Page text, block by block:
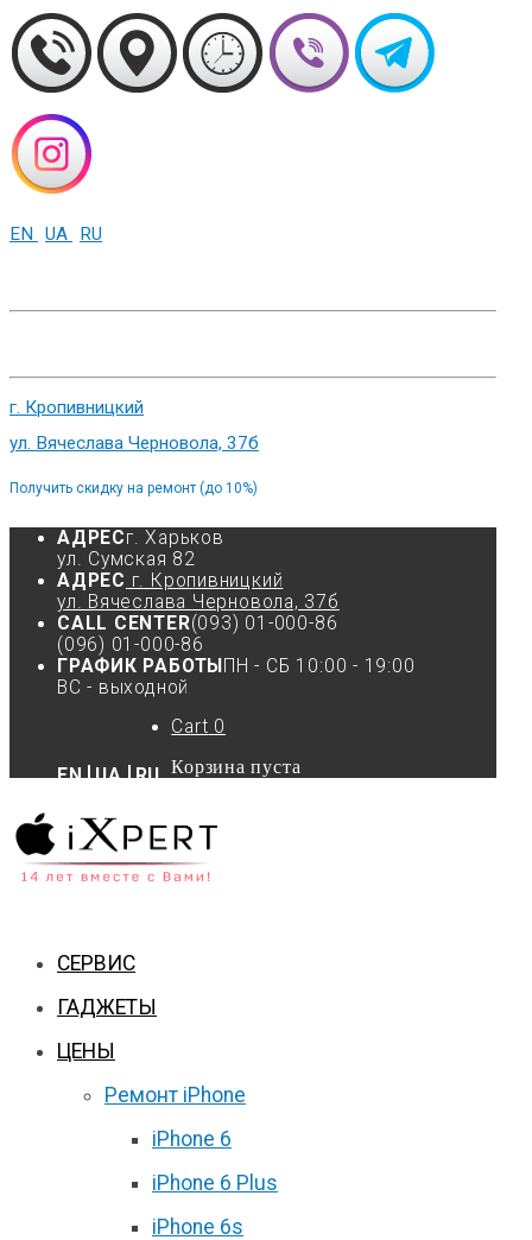
EN UA RU
г. Кропивницкий
ул. Вячеслава Черновола, 37б
Получить скидку на ремонт (до 10%)
АДРЕСг. Харьков
ул. Сумская 82
АДРЕС г. Кропивницкий
ул. Вячеслава Черновола, 37б
CALL CENTER(093) 01-000-86
(096) 01-000-86
ГРАФИК РАБОТЫ ПН - СБ 10:00 - 19:00
ВС - выходной
EN UA RU
Cart 0
Корзина пуста
СЕРВИС
ГАДЖЕТЫ
ЦЕНЫ
Ремонт iPhone
iPhone 6
iPhone 6 Plus
iPhone 6s